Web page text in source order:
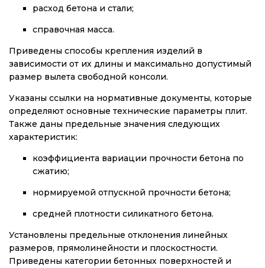
расход бетона и стали;
справочная масса.
Приведены способы крепления изделий в
зависимости от их длины и максимально допустимый
размер вылета свободной консоли.
Указаны ссылки на нормативные документы, которые
определяют основные технические параметры плит.
Также даны предельные значения следующих
характеристик:
коэффициента вариации прочности бетона по
сжатию;
нормируемой отпускной прочности бетона;
средней плотности силикатного бетона.
Установлены предельные отклонения линейных
размеров, прямолинейности и плоскостности.
Приведены категории бетонных поверхностей и